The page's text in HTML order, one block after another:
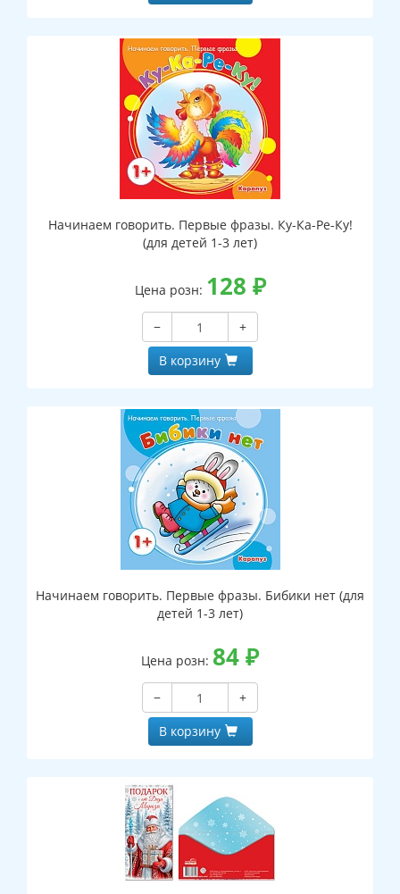
Начинаем говорить. Первые фразы. Ку-Ка-Ре-Ку!
(для детей 1-3 лет)
Цена розн: 128 ₽
−
+
В корзину
Начинаем говорить. Первые фразы. Бибики нет (для
детей 1-3 лет)
Цена розн: 84₽
−
+
В корзину